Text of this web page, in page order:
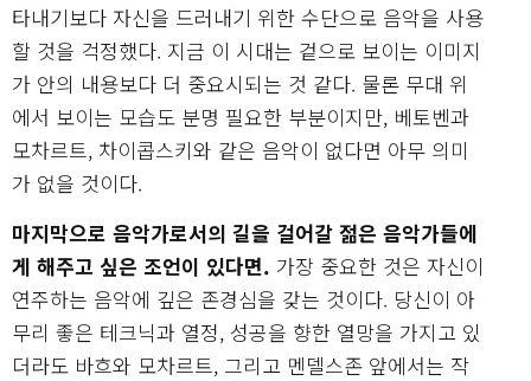
타내기보다 자신을 드러내기 위한 수단으로 음악을 사용
할 것을 걱정했다. 지금 이 시대는 겉으로 보이는 이미지
가 안의 내용보다 더 중요시되는 것 같다. 물론 무대 위
에서 보이는 모습도 분명 필요한 부분이지만, 베토벤과
모차르트, 차이콥스키와 같은 음악이 없다면 아무 의미
가 없을 것이다.
마지막으로 음악가로서의 길을 걸어갈 젊은 음악가들에
게 해주고 싶은 조언이 있다면. 가장 중요한 것은 자신이
연주하는 음악에 깊은 존경심을 갖는 것이다. 당신이 아
무리 좋은 테크닉과 열정, 성공을 향한 열망을 가지고 있
더라도 바흐와 모차르트, 그리고 멘델스존 앞에서는 작